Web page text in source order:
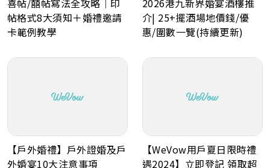
喜帖/囍帖寫法全攻略｜印
帖格式8大須知＋婚禮邀請
卡範例教學
2026港九新界婚宴酒樓推
介| 25+擺酒場地價錢/優
惠/圍數一覽(持續更新)
【戶外婚禮】戶外證婚及戶
【WeVow用戶夏日限時禮